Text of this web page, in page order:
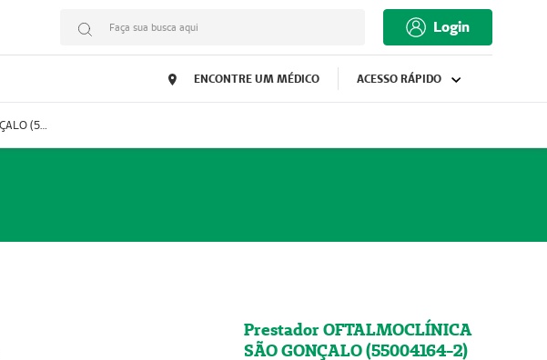
Faça sua busca aqui Login
ENCONTRE UM MÉDICO ACESSO RÁPIDO
Prestador OFTALMOCLÍNICA SÃO GONÇALO (55004164-2)
Prestador OFTALMOCLÍNICA
SÃO GONÇALO (55004164-2)